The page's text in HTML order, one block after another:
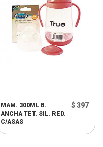
MAM. 300ML B.
ANCHA TET. SIL. RED.
C/ASAS
$ 397